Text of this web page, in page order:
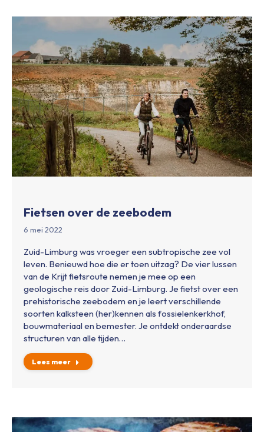
Fietsen over de zeebodem
6 mei 2022
Zuid-Limburg was vroeger een subtropische zee vol
leven. Benieuwd hoe die er toen uitzag? De vier lussen
van de Krijt fietsroute nemen je mee op een
geologische reis door Zuid-Limburg. Je fietst over een
prehistorische zeebodem en je leert verschillende
soorten kalksteen (her)kennen als fossielenkerkhof,
bouwmateriaal en bemester. Je ontdekt onderaardse
structuren van alle tijden…
Lees meer